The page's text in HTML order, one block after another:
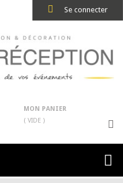
Se connecter
MON PANIER
( VIDE )